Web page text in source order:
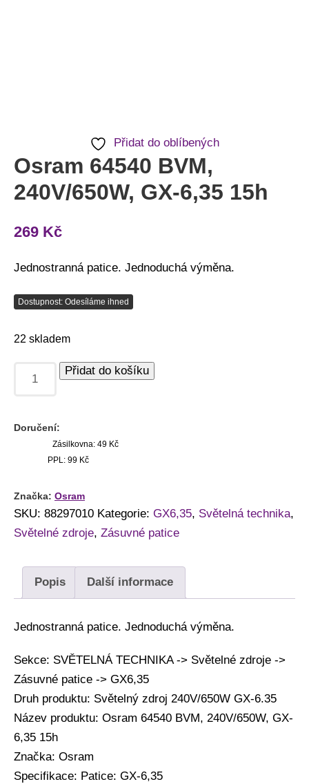
Přidat do oblíbených
Osram 64540 BVM,
240V/650W, GX-6,35 15h
269 Kč
Jednostranná patice. Jednoduchá výměna.
Dostupnost: Odesíláme ihned
22 skladem
Přidat do košíku
Doručení:
Zásilkovna: 49 Kč
PPL: 99 Kč
Značka: Osram
SKU: 88297010 Kategorie: GX6,35, Světelná technika,
Světelné zdroje, Zásuvné patice
Popis Další informace
Jednostranná patice. Jednoduchá výměna.
Sekce: SVĚTELNÁ TECHNIKA -> Světelné zdroje ->
Zásuvné patice -> GX6,35
Druh produktu: Světelný zdroj 240V/650W GX-6.35
Název produktu: Osram 64540 BVM, 240V/650W, GX-
6,35 15h
Značka: Osram
Specifikace: Patice: GX-6,35